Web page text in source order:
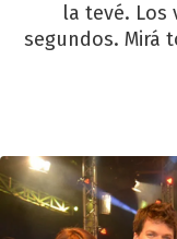
la tevé. Los
segundos. Mirá